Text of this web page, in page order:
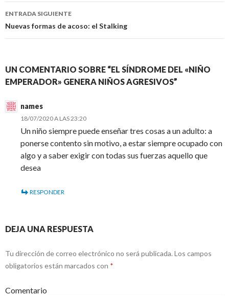
entradas
ENTRADA SIGUIENTE
Nuevas formas de acoso: el Stalking
UN COMENTARIO SOBRE “EL SÍNDROME DEL «NIÑO
EMPERADOR» GENERA NIÑOS AGRESIVOS”
names
18/07/2020 A LAS 23:20
Un niño siempre puede enseñar tres cosas a un adulto: a
ponerse contento sin motivo, a estar siempre ocupado con
algo y a saber exigir con todas sus fuerzas aquello que
desea
RESPONDER
DEJA UNA RESPUESTA
Tu dirección de correo electrónico no será publicada. Los campos
obligatorios están marcados con *
Comentario